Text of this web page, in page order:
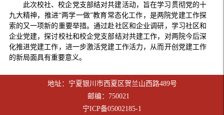
此次校社、校企党支部结对共建活动，旨在学习贯彻党的十
九大精神，推进“两学一做”教育常态化工作，是两院党建工作探
索的又一项新的重要举措。通过赴社区和企业调研，学习社区和
企业党建，探讨校社和校企党支部结对共建工作，对两院今后深
化推进党建工作，进一步激活党建工作活力，从而开创党建工作
的新局面具有重要意义。
地址：宁夏银川市西夏区贺兰山西路489号
邮编：750021
宁ICP备05002185-1